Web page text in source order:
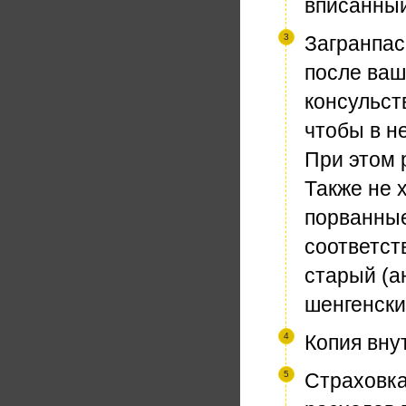
после
чтобы в
При этом
Также не
старый
Копия